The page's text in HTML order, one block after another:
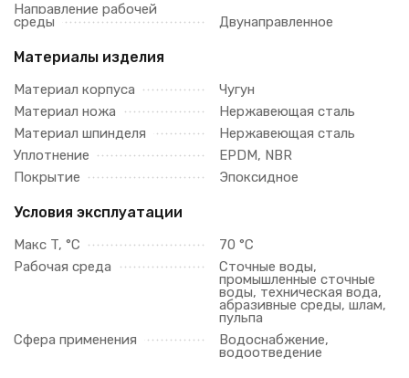
Направление рабочей
среды Двунаправленное
Материалы изделия
Материал корпуса
Чугун
Материал ножа
Нержавеющая сталь
Материал шпинделя
Нержавеющая сталь
Уплотнение
EPDM, NBR
Покрытие
Эпоксидное
Условия эксплуатации
Макс T, °C
70 °C
Рабочая среда
Сточные воды,
промышленные сточные
воды, техническая вода,
абразивные среды, шлам,
пульпа
Сфера применения
Водоснабжение,
водоотведение